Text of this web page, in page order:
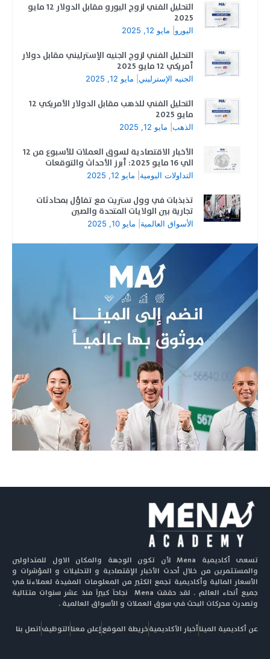
التحليل الفني لزوج اليورو مقابل الدولار 12 مايو
2025
اليورو مايو 12, 2025
التحليل الفني لزوج الجنيه الإسترليني مقابل دولار
أمريكي 12 مايو 2025
الجنيه الإسترليني مايو 12, 2025
التحليل الفني للذهب مقابل الدولار الأمريكي 12
مايو 2025
الذهب مايو 12, 2025
الأخبار الاقتصادية لسوق العملات للأسبوع من 12
الي 16 مايو 2025: أبرز الأحداث والتوقعات
التداولات اليومية مايو 12, 2025
تذبذبات في وول ستريت مع تفاؤل بمحادثات
تجارية بين الولايات المتحدة والصين
الأسواق العالمية مايو 10, 2025
تسعى أكاديمية Mena لأن تكون الوجهة والمكان الاول للمتداولين
والمستثمرين من خلال أحدث الأخبار الإقتصادية و التحليلات و المؤشرات و
الأسعار المالية وأكاديمية تجمع الكثير من المعلومات المفيدة لعملاءنا في
جميع أنحاء العالم . لقد حققت Mena نجاحاً كبيراً منذ عشر سنوات متتالية
وتصدرت محركات البحث في سوق العملات و الأسواق العالمية .
عن أكاديمية الميناأخبار الأكاديميةخريطة الموقعإعلن معناالتوظيفاتصل بنا